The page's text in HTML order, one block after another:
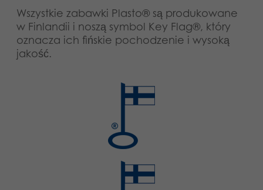
Wszystkie zabawki Plasto® są produkowane
w Finlandii i noszą symbol Key Flag®, który
oznacza ich fińskie pochodzenie i wysoką
jakość.